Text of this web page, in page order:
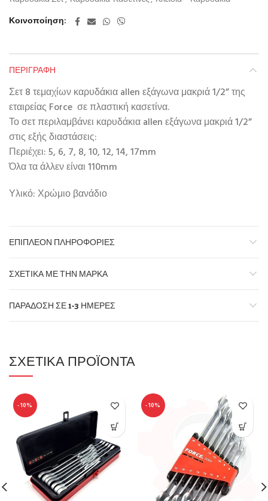
Κοινοποίηση
ΠΕΡΙΓΡΑΦΉ
Σετ 8 τεμαχίων καρυδάκια allen εξάγωνα μακριά 1/2” της
εταιρείας Force σε πλαστική κασετίνα.
Το σετ περιλαμβάνει καρυδάκια allen εξάγωνα μακριά 1/2”
στις εξής διαστάσεις:
Περιέχει: 5, 6, 7, 8, 10, 12, 14, 17mm
Όλα τα άλλεν είναι 110mm
Υλικό: Χρώμιο βανάδιο
ΕΠΙΠΛΈΟΝ ΠΛΗΡΟΦΟΡΊΕΣ
ΣΧΕΤΙΚΆ ΜΕ ΤΗΝ ΜΆΡΚΑ
ΠΑΡΆΔΟΣΗ ΣΕ 1-3 ΗΜΈΡΕΣ
ΣΧΕΤΙΚΆ ΠΡΟΪΌΝΤΑ
-10% -10%